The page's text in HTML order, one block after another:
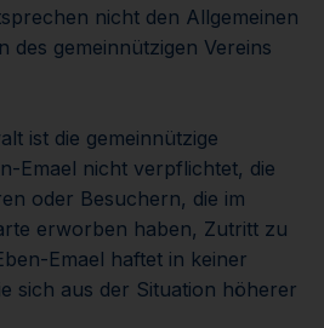
nicht den Allgemeinen
des gemeinnützigen Vereins
ist die gemeinnützige
Emael nicht verpflichtet, die
oder Besuchern, die im
erworben haben, Zutritt zu
Emael haftet in keiner
sich aus der Situation höherer